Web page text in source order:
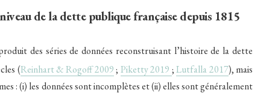
de la dette publique française depuis 1815
des séries de données reconstruisant l’histoire de la dette
(Reinhart & Rogoff 2009; Piketty 2019 ;Lutfalla 2017), mais
: (i) les données sont incomplètes et (ii) elles sont généralement